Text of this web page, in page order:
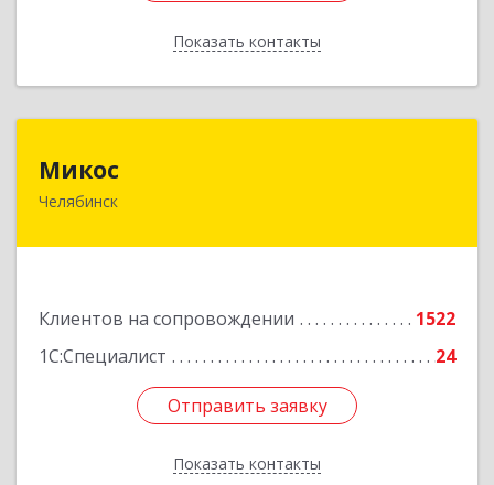
Показать контакты
Назад
Микос
Челябинск
Клиентов на сопровождении
1522
1С:Специалист
24
Отправить заявку
Показать контакты
Отправить заявку
Назад